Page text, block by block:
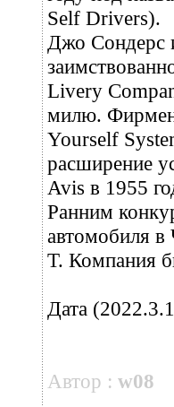
Self Drivers).
Джо Сондерс
Livery
милю.
Yourself
расширение
Avis в 1955
Ранним
автомобиля в
T. Компания
Дата
Автор : w08